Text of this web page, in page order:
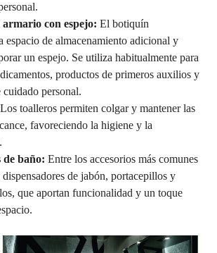
con espejo: El botiquín
espacio de almacenamiento adicional y
un espejo. Se utiliza habitualmente para
productos de primeros auxilios y
cuidado personal.
Los toalleros permiten colgar y mantener las
favoreciendo la higiene y la
de baño: Entre los accesorios más comunes
de jabón, portacepillos y
que aportan funcionalidad y un toque